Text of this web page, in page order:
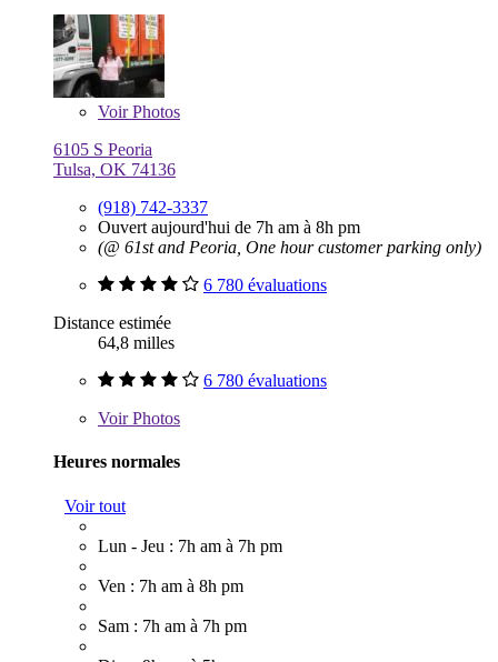
VoirPhotos
6105 S Peoria
Tulsa, OK 74136
(918) 742-3337
Ouvert aujourd'hui de 7h am à 8h pm
(@ 61st and Peoria, One hour customer parking only)
6 780 évaluations
Distance estimée
64,8 milles
6 780 évaluations
VoirPhotos
Heures normales
Voir tout
Lun - Jeu : 7h am à 7h pm
Ven : 7h am à 8h pm
Sam : 7h am à 7h pm